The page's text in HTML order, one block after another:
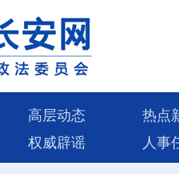
高层动态 热点
权威辟谣 人事